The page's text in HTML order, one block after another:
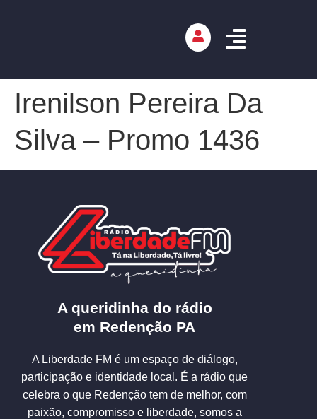
Irenilson Pereira Da
Silva – Promo 1436
A queridinha do rádio
em Redenção PA
A Liberdade FM é um espaço de diálogo,
participação e identidade local. É a rádio que
celebra o que Redenção tem de melhor, com
paixão, compromisso e liberdade, somos a